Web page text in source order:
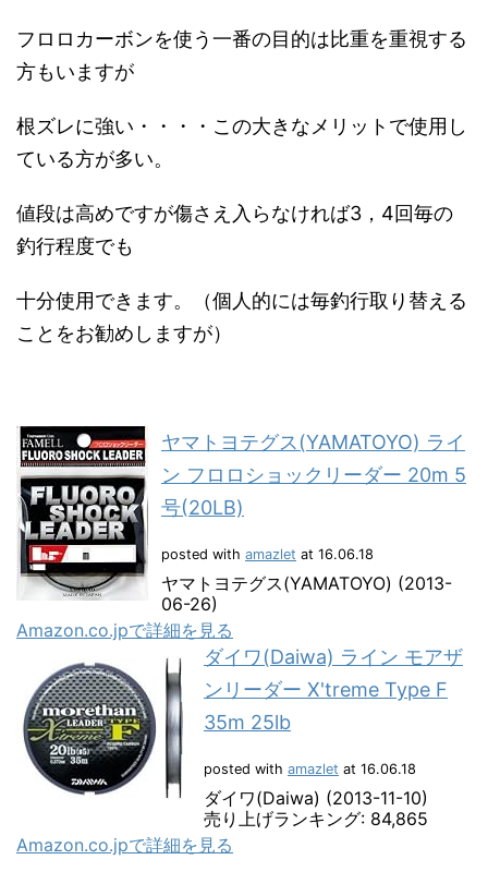
フロロカーボンを使う一番の目的は比重を重視する
方もいますが
根ズレに強い・・・・この大きなメリットで使用し
ている方が多い。
値段は高めですが傷さえ入らなければ3，4回毎の
釣行程度でも
十分使用できます。（個人的には毎釣行取り替える
ことをお勧めしますが）
ヤマトヨテグス(YAMATOYO) ライ
ン フロロショックリーダー 20m 5
号(20LB)
posted with amazlet at 16.06.18
ヤマトヨテグス(YAMATOYO) (2013-
06-26)
Amazon.co.jpで詳細を見る
ダイワ(Daiwa) ライン モアザ
ンリーダー X'treme Type F
35m 25lb
posted with amazlet at 16.06.18
ダイワ(Daiwa) (2013-11-10)
売り上げランキング: 84,865
Amazon.co.jpで詳細を見る